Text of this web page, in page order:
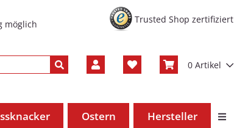
möglich
Trusted Shop zertifiziert
0 Artikel
Ostern Hersteller